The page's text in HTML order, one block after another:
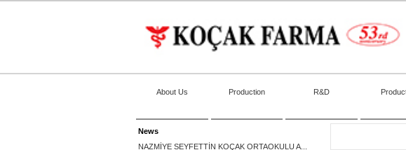
About Us Production R&D
News
NAZMİYE SEYFETTİN KOÇAK ORTAOKULU A...